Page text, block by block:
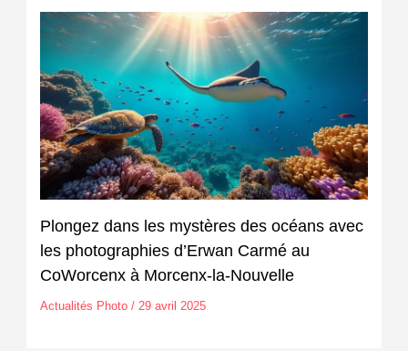
Plongez dans les mystères des océans avec
les photographies d’Erwan Carmé au
CoWorcenx à Morcenx-la-Nouvelle
Actualités Photo/ 29 avril 2025